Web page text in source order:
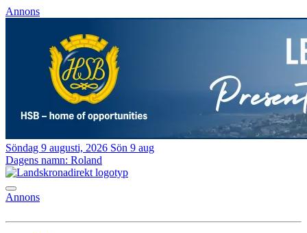
Annons
Söndag 9 augusti, 2026 Sön 9 aug
Dagens namn: Roland
Annons